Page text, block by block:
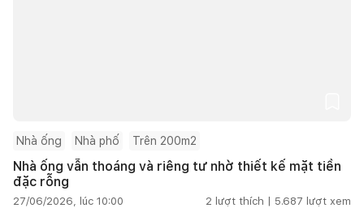
Nhà ống Nhà phố Trên 200m2
Nhà ống vẫn thoáng và riêng tư nhờ thiết kế mặt tiền
đặc rỗng
27/06/2026, lúc 10:00 2 lượt thích | 5.687 lượt xem